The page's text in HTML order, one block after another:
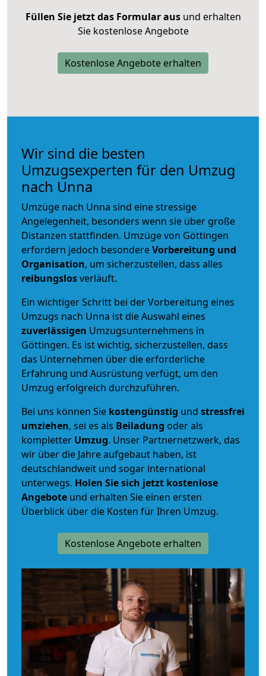
Füllen Sie jetzt das Formular ausund erhalten
Sie kostenlose Angebote
Kostenlose Angebote erhalten
Wir sind die besten
Umzugsexperten für den Umzug
nach Unna
Umzüge nach Unna sind eine stressige
Angelegenheit, besonders wenn sie über große
Distanzen stattfinden. Umzüge von Göttingen
erfordern jedoch besondereVorbereitung und
Organisation, um sicherzustellen, dass alles
reibungslosverläuft.
Ein wichtiger Schritt bei der Vorbereitung eines
Umzugs nach Unna ist die Auswahl eines
zuverlässigen Umzugsunternehmens in
Göttingen. Es ist wichtig, sicherzustellen, dass
das Unternehmen über die erforderliche
Erfahrung und Ausrüstung verfügt, um den
Umzug erfolgreich durchzuführen.
Bei uns können Sie kostengünstig und stressfrei
umziehen, sei es als Beiladung oder als
kompletter Umzug. Unser Partnernetzwerk, das
wir über die Jahre aufgebaut haben, ist
deutschlandweit und sogar international
unterwegs. Holen Sie sich jetzt kostenlose
Angebote und erhalten Sie einen ersten
Überblick über die Kosten für Ihren Umzug.
Kostenlose Angebote erhalten